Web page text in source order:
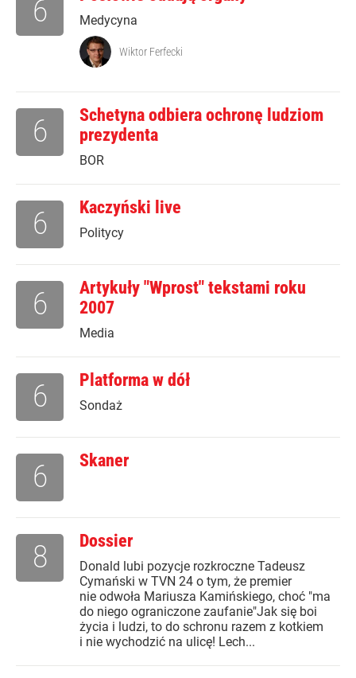
Medycyna
6
Wiktor Ferfecki
Schetyna odbiera ochronę ludziom
prezydenta
BOR
6
Kaczyński live
Politycy
6
Artykuły "Wprost" tekstami roku
2007
Media
6
Platforma w dół
Sondaż
6
Skaner
6
Dossier
Donald lubi pozycje rozkroczne Tadeusz
Cymański w TVN 24 o tym, że premier
nie odwoła Mariusza Kamińskiego, choć "ma
do niego ograniczone zaufanie"Jak się boi
życia i ludzi, to do schronu razem z kotkiem
i nie wychodzić na ulicę! Lech...
8